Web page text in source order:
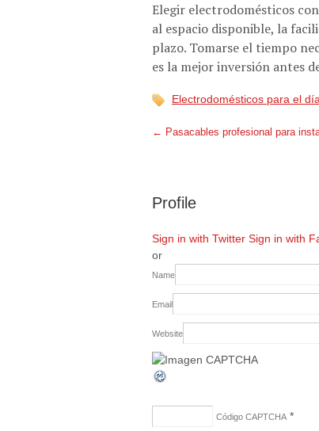
Elegir electrodomésticos
al espacio disponible, la
plazo. Tomarse el tiempo
es la mejor inversión antes
Electrodomésticos para el
← Pasacables profesional para
Profile
Sign in with Twitter Sign in with
or
Name
Email
Website
Código CAPTCHA *